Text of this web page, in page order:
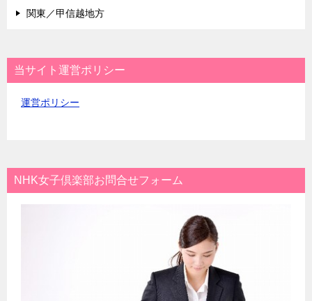
関東／甲信越地方
当サイト運営ポリシー
運営ポリシー
NHK女子倶楽部お問合せフォーム